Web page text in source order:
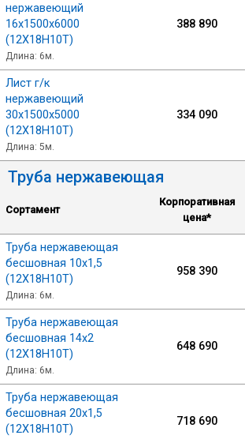
нержавеющий
16х1500х6000
(12Х18Н10Т)
Длина: 6м.
388 890
Лист г/к
нержавеющий
30х1500х5000
(12Х18Н10Т)
Длина: 5м.
334 090
Труба нержавеющая
Сортамент
Корпоративная
цена*
Труба нержавеющая
бесшовная 10х1,5
(12Х18Н10Т)
Длина: 6м.
958 390
Труба нержавеющая
бесшовная 14х2
(12Х18Н10Т)
Длина: 6м.
648 690
Труба нержавеющая
бесшовная 20х1,5
(12Х18Н10Т)
718 690